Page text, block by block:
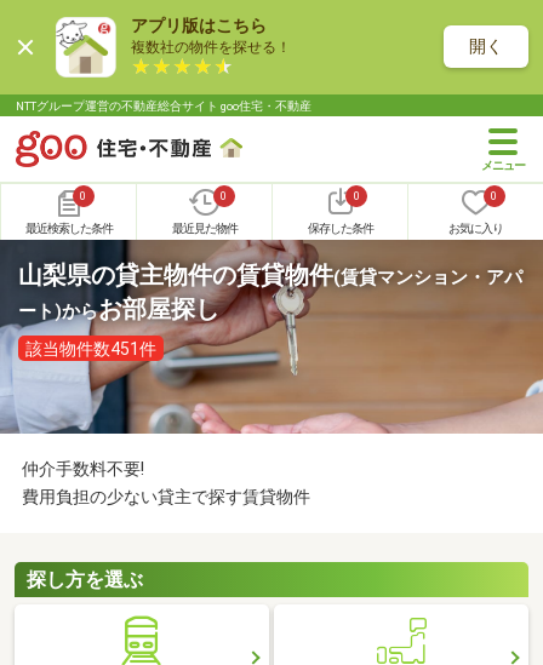
アプリ版はこちら
複数社の物件を探せる！ 開く
NTTグループ運営の不動産総合サイト goo住宅・不動産
0
最近検索した条件
0
最近見た物件
0
保存した条件
0
お気に入り
山梨県の貸主物件の賃貸物件(賃貸マンション・アパ
ート)からお部屋探し
該当物件数451件
仲介手数料不要!
費用負担の少ない貸主で探す賃貸物件
探し方を選ぶ